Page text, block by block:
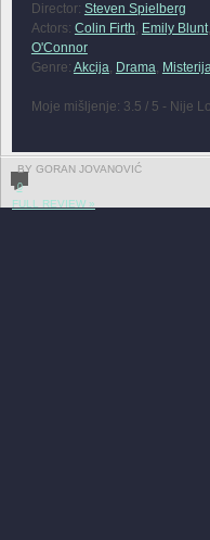
Director: Steven Spielberg
Actors: Colin Firth, Emily Blunt,
O'Connor
Genre: Akcija, Drama,
Moje mišljenje: 3.5 / 5 - Nije
BY GORAN JOVANOVIĆ
0
FULL REVIEW »